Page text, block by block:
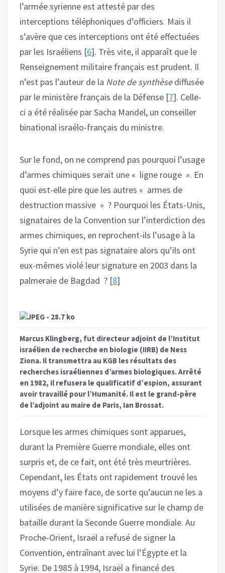
l’armée syrienne est attesté par des
interceptions téléphoniques d’officiers. Mais il
s’avère que ces interceptions ont été effectuées
par les Israéliens [6]. Très vite, il apparaît que le
Renseignement militaire français est prudent. Il
n’est pas l’auteur de la Note de synthèsediffusée
par le ministère français de la Défense [7]. Celle-
ci a été réalisée par Sacha Mandel, un conseiller
binational israélo-français du ministre.
Sur le fond, on ne comprend pas pourquoi l’usage
d’armes chimiques serait une « ligne rouge ». En
quoi est-elle pire que les autres « armes de
destruction massive » ? Pourquoi les États-Unis,
signataires de la Convention sur l’interdiction des
armes chimiques, en reprochent-ils l’usage à la
Syrie qui n’en est pas signataire alors qu’ils ont
eux-mêmes violé leur signature en 2003 dans la
palmeraie de Bagdad ? [8]
Marcus Klingberg, fut directeur adjoint de l’Institut
israélien de recherche en biologie (IIRB) de Ness
Ziona. Il transmettra au KGB les résultats des
recherches israéliennes d’armes biologiques. Arrêté
en 1982, il refusera le qualificatif d’espion, assurant
avoir travaillé pour l’Humanité. Il est le grand-père
de l’adjoint au maire de Paris, Ian Brossat.
Lorsque les armes chimiques sont apparues,
durant la Première Guerre mondiale, elles ont
surpris et, de ce fait, ont été très meurtrières.
Cependant, les États ont rapidement trouvé les
moyens d’y faire face, de sorte qu’aucun ne les a
utilisées de manière significative sur le champ de
bataille durant la Seconde Guerre mondiale. Au
Proche-Orient, Israël a refusé de signer la
Convention, entraînant avec lui l’Égypte et la
Syrie. De 1985 à 1994, Israël a financé des